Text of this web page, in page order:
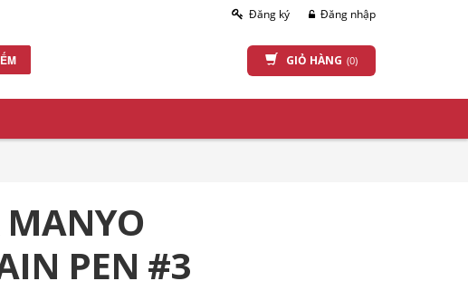
Đăng ký Đăng nhập
GIỎ HÀNG (0)
MANYO
PEN #3